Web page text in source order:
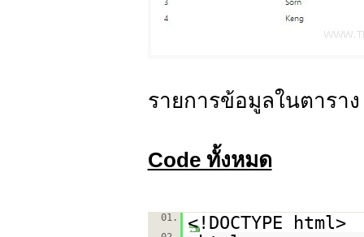
รายการข้อมูลในตารา
Code ทั้งหมด
01. <!DOCTYPE html>